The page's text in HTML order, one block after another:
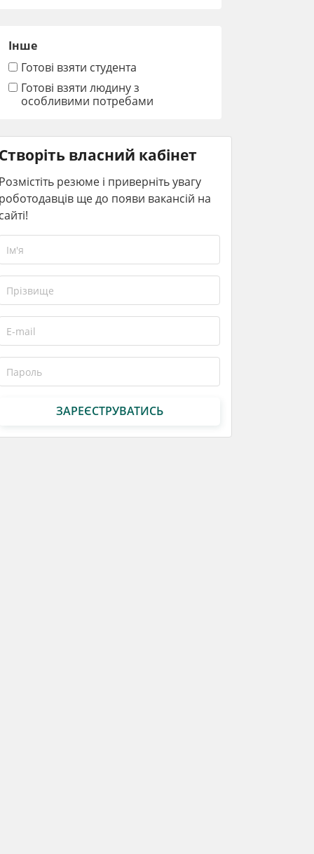
Інше
Готові взяти студента
Готові взяти людину з
особливими потребами
власний кабінет
резюме і приверніть увагу
ще до появи вакансій на
ЗАРЕЄСТРУВАТИСЬ